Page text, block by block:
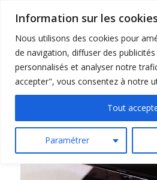
Information sur les cookies
Nous utilisons des cookies pour
de navigation, diffuser des
personnalisés et analyser notre
accepter", vous consentez à notre
Paramétrer
Tout
Suivant